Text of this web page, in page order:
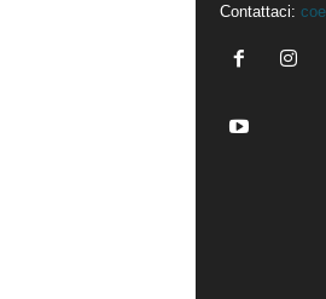
Contattaci: